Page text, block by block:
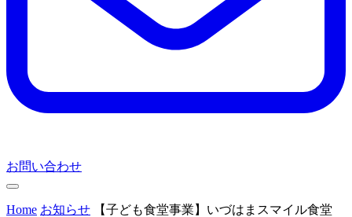
お問い合わせ
Home お知らせ
【子ども食堂事業】いづはまスマイル食堂